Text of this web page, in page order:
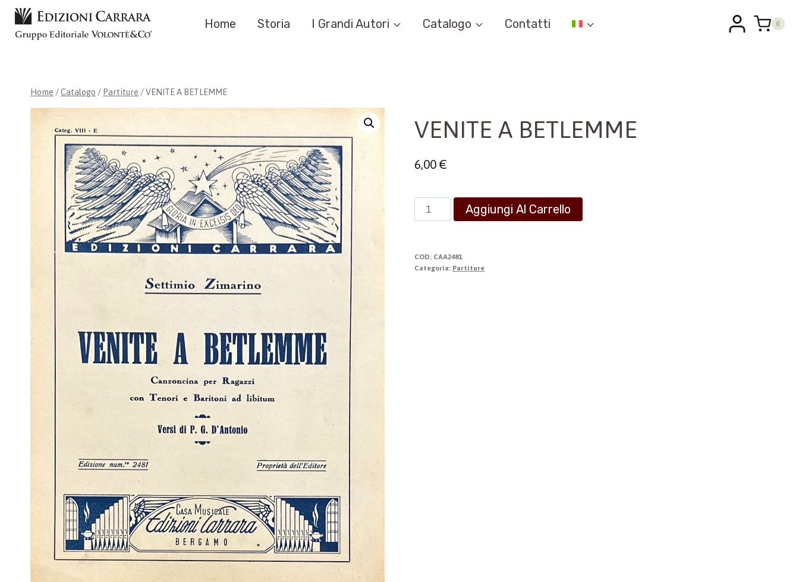
Salta
contenuto
Home Storia I Grandi Autori Catalogo Contatti 0
Home /Catalogo / Partiture /VENITE A BETLEMME
VENITE A BETLEMME
6,00€
VENITE
A
quantità
Aggiungi Al Carrello
COD: CAA2481
Categoria: Partiture